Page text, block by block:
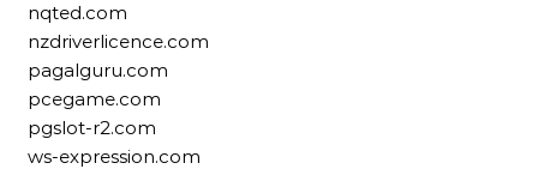
nqted.com
nzdriverlicence.com
pagalguru.com
pcegame.com
pgslot-r2.com
ws-expression.com